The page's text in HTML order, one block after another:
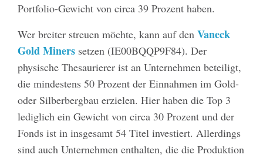
Portfolio-Gewicht von circa 39 Prozent haben.
Wer breiter streuen möchte, kann auf denVaneck
Gold Miners setzen (IE00BQQP9F84). Der
physische Thesaurierer ist an Unternehmen beteiligt,
die mindestens 50 Prozent der Einnahmen im Gold-
oder Silberbergbau erzielen. Hier haben die Top 3
lediglich ein Gewicht von circa 30 Prozent und der
Fonds ist in insgesamt 54 Titel investiert. Allerdings
sind auch Unternehmen enthalten, die die Produktion